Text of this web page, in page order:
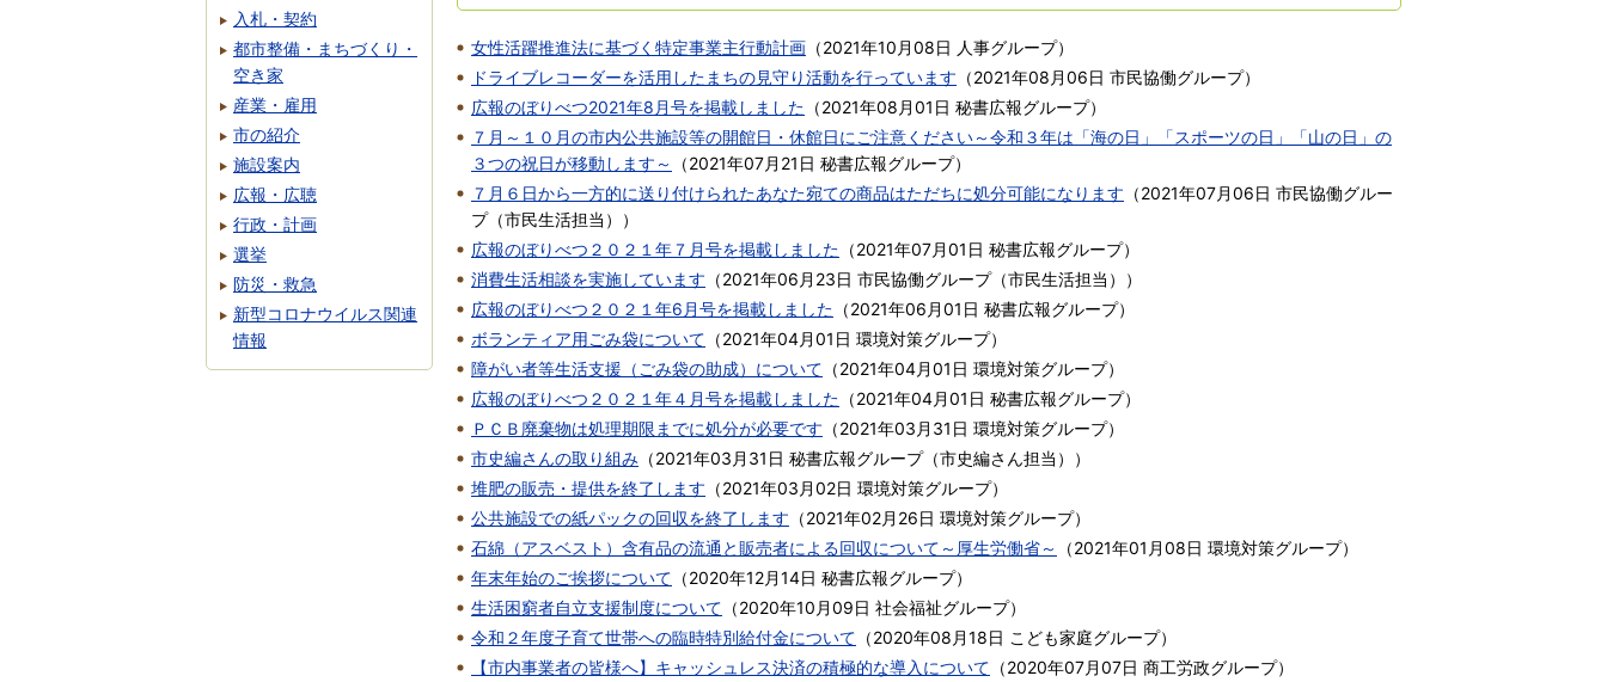
女性活躍推進法に基づく特定事業主行動計画 （2021年10月08日 人事グループ）
ドライブレコーダーを活用したまちの見守り活動を行っています （2021年08月06日 市民協働グループ）
広報のぼりべつ2021年8月号を掲載しました （2021年08月01日 秘書広報グループ）
７月～１０月の市内公共施設等の開館日・休館日にご注意ください～令和３年は「海の日」「スポーツの日」「山の日」の
３つの祝日が移動します～
（2021年07月21日 秘書広報グループ）
７月６日から一方的に送り付けられたあなた宛ての商品はただちに処分可能になります （2021年07月06日 市民協働グルー
プ（市民生活担当）
）
広報のぼりべつ２０２１年７月号を掲載しました （2021年07月01日 秘書広報グループ）
消費生活相談を実施しています （2021年06月23日 市民協働グループ（市民生活担当）
）
広報のぼりべつ２０２１年6月号を掲載しました （2021年06月01日 秘書広報グループ）
ボランティア用ごみ袋について （2021年04月01日 環境対策グループ）
障がい者等生活支援（ごみ袋の助成）について （2021年04月01日 環境対策グループ）
広報のぼりべつ２０２１年４月号を掲載しました （2021年04月01日 秘書広報グループ）
ＰＣＢ廃棄物は処理期限までに処分が必要です （2021年03月31日 環境対策グループ）
市史編さんの取り組み （2021年03月31日 秘書広報グループ（市史編さん担当）
）
堆肥の販売・提供を終了します （2021年03月02日 環境対策グループ）
公共施設での紙パックの回収を終了します （2021年02月26日 環境対策グループ）
石綿（アスベスト）含有品の流通と販売者による回収について～厚生労働省～
（2021年01月08日 環境対策グループ）
年末年始のご挨拶について （2020年12月14日 秘書広報グループ）
生活困窮者自立支援制度について （2020年10月09日 社会福祉グループ）
令和２年度子育て世帯への臨時特別給付金について （2020年08月18日 こども家庭グループ）
【市内事業者の皆様へ】キャッシュレス決済の積極的な導入について （2020年07月07日 商工労政グループ）
入札・契約
都市整備・まちづくり・
空き家
産業・雇用
市の紹介
施設案内
広報・広聴
行政・計画
選挙
防災・救急
新型コロナウイルス関連
情報